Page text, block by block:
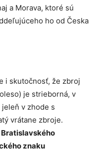
a Morava, ktoré sú
ho od Česka
i skutočnosť, že zbroj
je strieborná, v
v zhode s
vrátane zbroje.
znaku